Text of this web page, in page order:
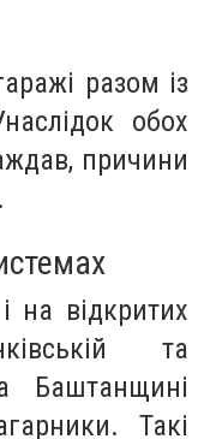
разом із
обох
причини
на відкритих
та
Баштанщині
Такі